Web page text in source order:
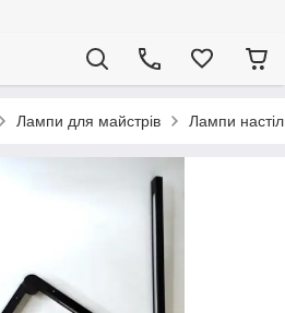
Лампи для майстрів Лампи